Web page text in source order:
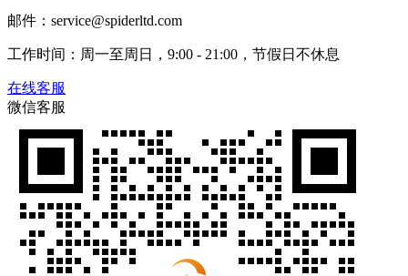
邮件：service@spiderltd.com
工作时间：周一至周日，9:00 - 21:00，节假日不休息
在线客服
微信客服